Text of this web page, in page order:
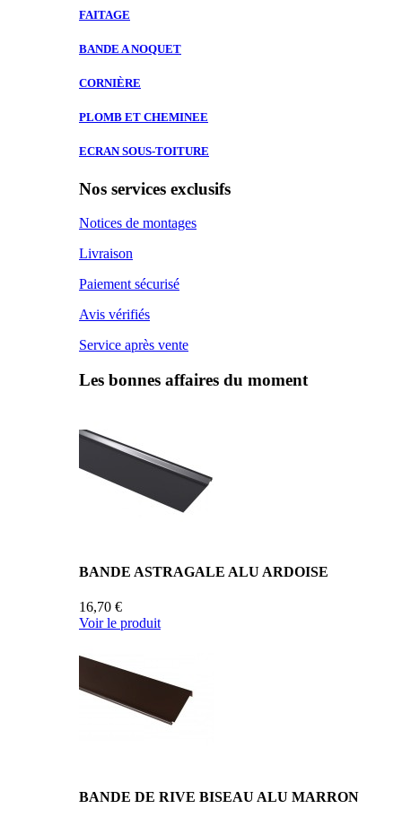
FAITAGE
BANDE ANOQUET
CORNIÈRE
PLOMB ET CHEMINEE
ECRAN SOUS-TOITURE
Nos services exclusifs
Notices de montages
Livraison
Paiement sécurisé
Avis vérifiés
Service après vente
Les bonnes affaires du moment
BANDE ASTRAGALE ALU ARDOISE
16,70 €
Voir le produit
BANDE DE RIVE BISEAU ALU MARRON